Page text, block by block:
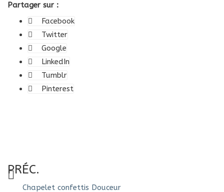
Partager sur :
Facebook
Twitter
Google
LinkedIn
Tumblr
Pinterest
PRÉC.
Chapelet confettis Douceur